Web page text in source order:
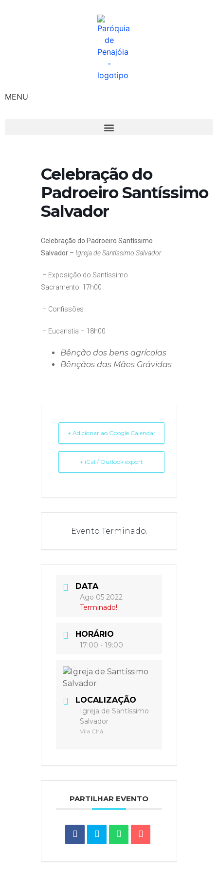
MENU
Celebração do
Padroeiro Santíssimo
Salvador
Celebração do Padroeiro Santíssimo
Salvador – Igreja de Santíssimo Salvador
– Exposição do Santíssimo
Sacramento 17h00
– Confissões
– Eucaristia – 18h00
Bênção dos bens agrícolas
Bênçãos das Mães Grávidas
+ Adicionar ao Google Calendar
+ iCal / Outlook export
Evento Terminado.
DATA
Ago 05 2022
Terminado!
HORÁRIO
17:00 - 19:00
LOCALIZAÇÃO
Igreja de Santíssimo
Salvador
Vila Chã
PARTILHAR EVENTO